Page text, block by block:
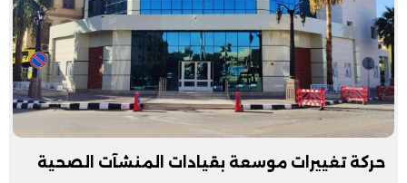
حركة تغييرات موسعة بقيادات المنشآت الصحية